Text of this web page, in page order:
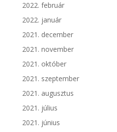
2022. február
2022. január
2021. december
2021. november
2021. október
2021. szeptember
2021. augusztus
2021. július
2021. június